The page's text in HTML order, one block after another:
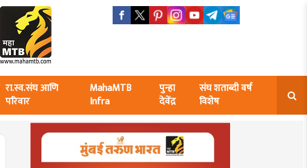
रा.स्व.संघ आणि
परिवार
MahaMTB
Infra
पुन्हा
देवेंद्र
संघ शताब्दी वर्ष
विशेष